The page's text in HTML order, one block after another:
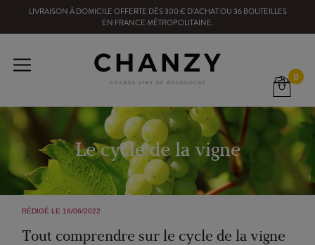
LIVRAISON À DOMICILE OFFERTE DÈS300€ D'ACHAT OU 36BOUTEILLES
EN FRANCE MÉTROPOLITAINE.
0
Le cycle de la vigne
RÉDIGÉ LE 16/06/2022
Tout comprendre sur le cycle de la vigne